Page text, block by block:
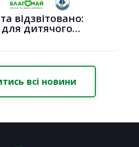
відзвітовано:
дитячого
всі новини